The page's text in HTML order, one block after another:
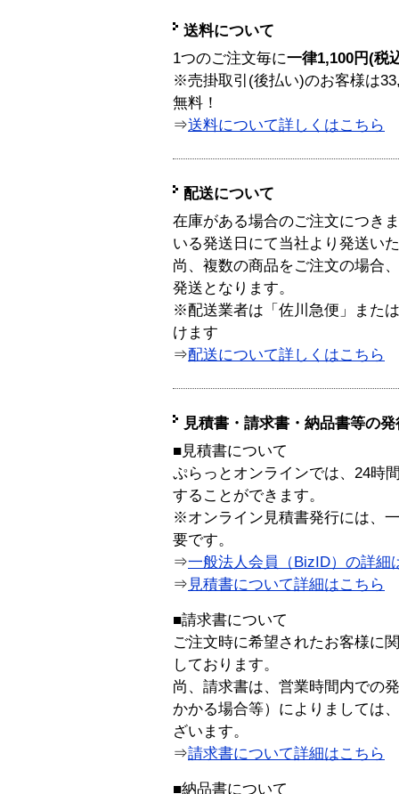
送料について
1つのご注文毎に一律1,100円(税
※売掛取引(後払い)のお客様は
無料！
⇒送料について詳しくはこちら
配送について
在庫がある場合のご注文につき
いる発送日にて当社より発送い
尚、複数の商品をご注文の場合
発送となります。
※配送業者は「佐川急便」また
けます
⇒配送について詳しくはこちら
見積書・請求書・納品書等の
■見積書について
ぷらっとオンラインでは、24時
することができます。
※オンライン見積書発行には、
要です。
⇒一般法人会員（BizID）の詳細
⇒ 見積書について詳細はこちら
■請求書について
ご注文時に希望されたお客様に
しております。
尚、請求書は、営業時間内での
かかる場合等）によりましては
ざいます。
⇒請求書について詳細はこちら
■納品書について